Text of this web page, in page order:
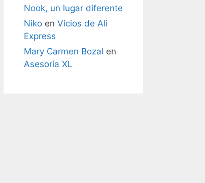
Nook, un lugar diferente
Niko en Vicios de Ali
Express
Mary Carmen Bozal en
Asesoría XL